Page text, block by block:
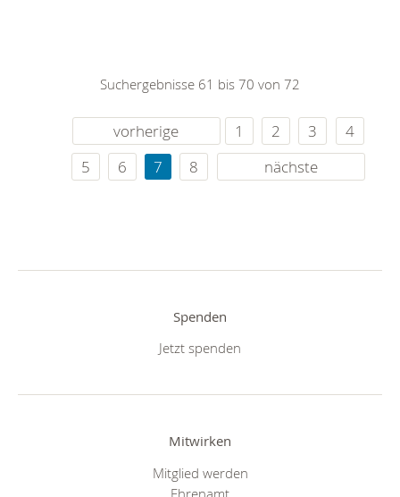
Suchergebnisse 61 bis 70 von 72
vorherige 1 2 3
4
5
6 7 8 nächste
Spenden
Jetzt spenden
Mitwirken
Mitglied werden
Ehrenamt